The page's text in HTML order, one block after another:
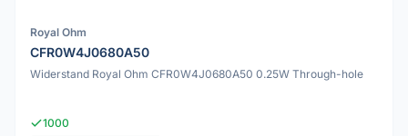
Royal Ohm
CFR0W4J0680A50
Widerstand Royal Ohm CFR0W4J0680A50 0.25W Through-hole
1000